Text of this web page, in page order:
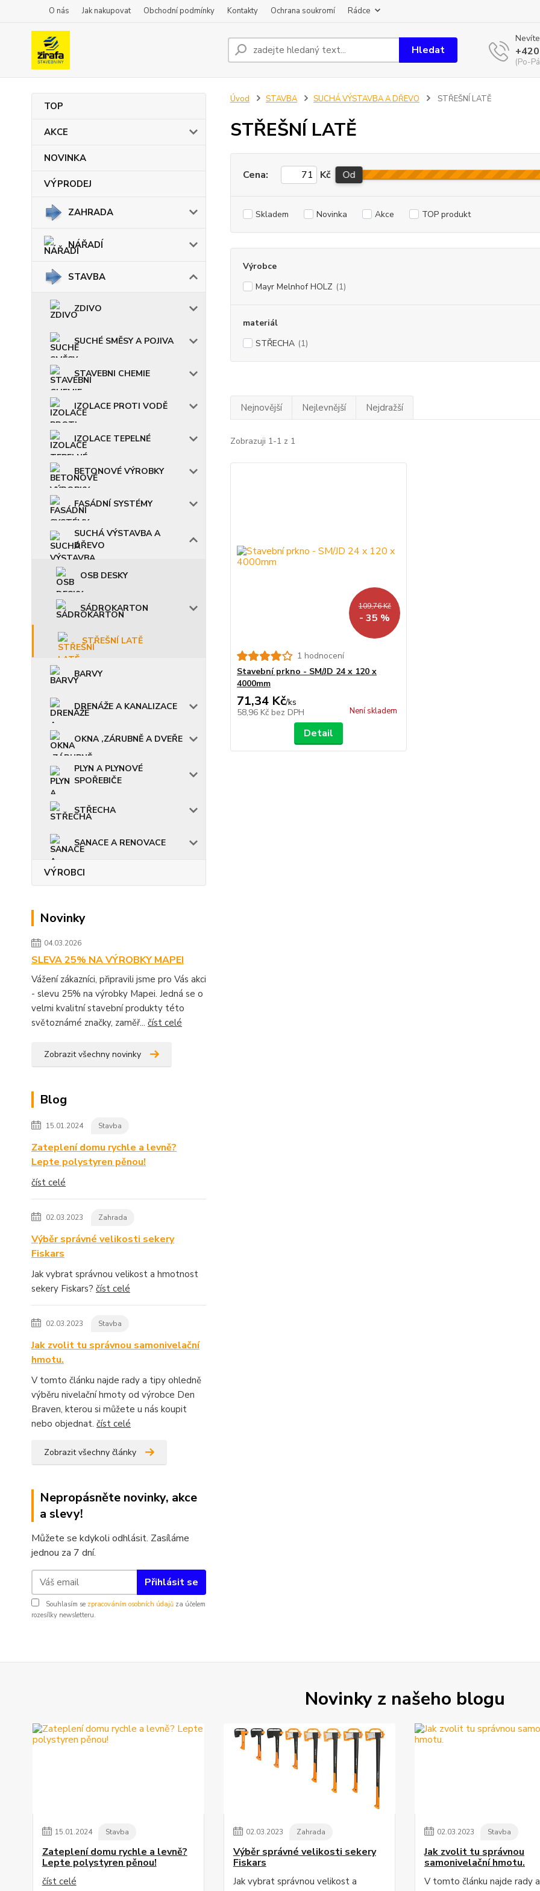
O nás Jak nakupovat Obchodní podmínky Kontakty Ochrana soukromí Rádce
Hledat
(Po-
TOP
AKCE
NOVINKA
VÝPRODEJ
ZAHRADA
NÁŘADÍ
STAVBA
ZDIVO
SUCHÉ SMĚSY A POJIVA
STAVEBNI CHEMIE
IZOLACE PROTI VODĚ
IZOLACE TEPELNÉ
BETONOVÉ VÝROBKY
FASÁDNÍ SYSTÉMY
SUCHÁ VÝSTAVBA A
DŘEVO
OSB DESKY
SÁDROKARTON
STŘEŠNÍ LATĚ
BARVY
DRENÁŽE A KANALIZACE
OKNA ,ZÁRUBNĚ A DVEŘE
PLYN A PLYNOVÉ
SPOŘEBIČE
STŘECHA
SANACE A RENOVACE
VÝROBCI
Novinky
04.03.2026
SLEVA 25% NA VÝROBKY MAPEI
Vážení zákazníci, připravili jsme pro Vás akci
- slevu 25% na výrobky Mapei. Jedná se o
velmi kvalitní stavební produkty této
světoznámé značky, zaměř... číst celé
Zobrazit všechny novinky
Blog
15.01.2024 Stavba
Zateplení domu rychle a levně?
Lepte polystyren pěnou!
číst celé
02.03.2023 Zahrada
Výběr správné velikosti sekery
Fiskars
Jak vybrat správnou velikost a hmotnost
sekery Fiskars? číst celé
02.03.2023 Stavba
Jak zvolit tu správnou samonivelační
hmotu.
V tomto článku najde rady a tipy ohledně
výběru nivelační hmoty od výrobce Den
Braven, kterou si můžete u nás koupit
nebo objednat. číst celé
Zobrazit všechny články
Nepropásněte novinky, akce
a slevy!
Můžete se kdykoli odhlásit. Zasíláme
jednou za 7 dní.
Přihlásit se
Souhlasím se zpracováním osobních údajů za účelem
rozesílky newsletteru.
Úvod STAVBA SUCHÁ VÝSTAVBA A DŘEVO STŘEŠNÍ LATĚ
STŘEŠNÍ LATĚ
Cena: Kč Od
Skladem Novinka Akce TOP produkt
Výrobce
Mayr Melnhof HOLZ (1)
materiál
STŘECHA (1)
Nejnovější Nejlevnější Nejdražší
Zobrazuji 1-1 z 1
109,76 Kč
- 35 %
1 hodnocení
Stavební prkno - SM/JD 24 x 120 x
4000mm
71,34 Kč/ks
58,96 Kč bez DPH Není skladem
Detail
Novinky z našeho blogu
15.01.2024 Stavba
Zateplení domu rychle a levně?
Lepte polystyren pěnou!
číst celé
02.03.2023 Zahrada
Výběr správné velikosti sekery
Fiskars
Jak vybrat správnou velikost a
02.03.2023 Stavba
Jak zvolit tu správnou
samonivelační hmotu.
V tomto článku najde rady